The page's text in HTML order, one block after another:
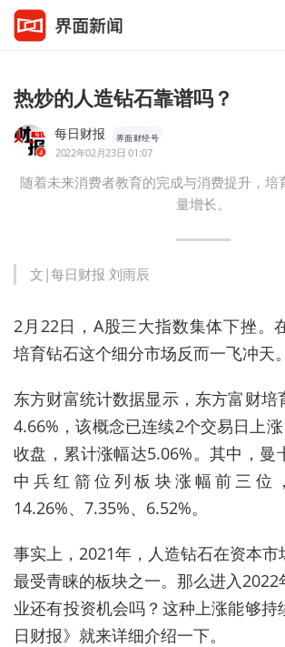
热炒的人造钻石靠谱吗？
每日财报 界面财经号
2022年02月23日 01:07
随着未来消费者教育的完成与消费提升，培
量增长。
文|每日财报 刘雨辰
2月22日，A股三大指数集体下挫。
培育钻石这个细分市场反而一飞冲天。
东方财富统计数据显示，东方富财培
4.66%，该概念已连续2个交易日上
收盘，累计涨幅达5.06%。其中，曼
中兵红箭位列板块涨幅前三位
14.26%、7.35%、6.52%。
事实上，2021年，人造钻石在资本市
最受青睐的板块之一。那么进入2022
业还有投资机会吗？这种上涨能够持
日财报》就来详细介绍一下。